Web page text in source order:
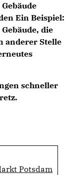
Ein Beispiel:
die
anderer Stelle
schneller
Potsdam